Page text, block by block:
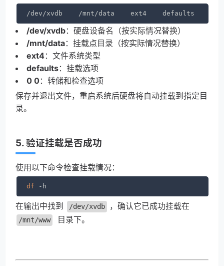
/dev/xvdb    /mnt/data    ext4    defaults    0
/dev/xvdb：硬盘设备名（按实际情况替换）
/mnt/data：挂载点目录（按实际情况替换）
ext4：文件系统类型
defaults：挂载选项
0 0：转储和检查选项
保存并退出文件，重启系统后硬盘将自动挂载到指定目
录。
5. 验证挂载是否成功
使用以下命令检查挂载情况：
df
在输出中找到 /dev/xvdb ，确认它已成功挂载在
/mnt/www 目录下。